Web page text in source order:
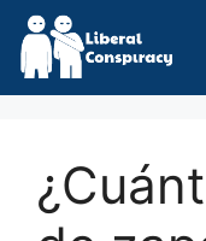
Skip
content